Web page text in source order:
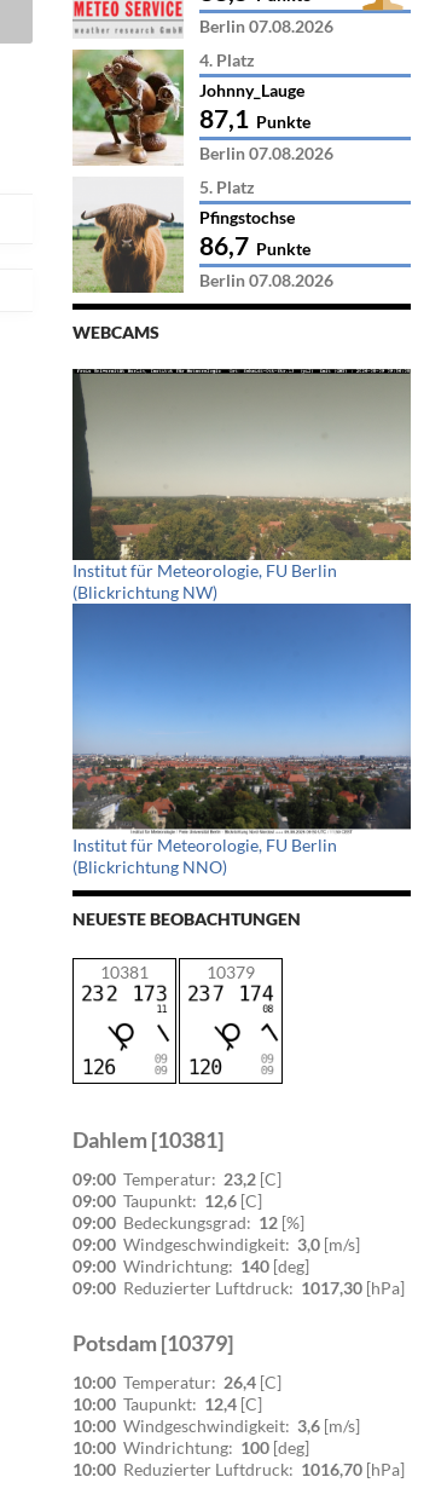
Berlin 07.08.2026
4. Platz
Johnny_Lauge
87,1 Punkte
Berlin 07.08.2026
5. Platz
Pfingstochse
86,7 Punkte
Berlin 07.08.2026
WEBCAMS
Institut für Meteorologie, FU Berlin
(Blickrichtung NW)
Institut für Meteorologie, FU Berlin
(Blickrichtung NNO)
NEUESTE BEOBACHTUNGEN
10381 10379
Dahlem [10381]
09:00 Temperatur: 23,2 [C]
09:00 Taupunkt: 12,6 [C]
09:00 Bedeckungsgrad: 12 [%]
09:00 Windgeschwindigkeit: 3,0 [m/s]
09:00 Windrichtung: 140 [deg]
09:00 Reduzierter Luftdruck: 1017,30 [hPa]
Potsdam [10379]
10:00 Temperatur: 26,4 [C]
10:00 Taupunkt: 12,4 [C]
10:00 Windgeschwindigkeit: 3,6 [m/s]
10:00 Windrichtung: 100 [deg]
10:00 Reduzierter Luftdruck: 1016,70 [hPa]